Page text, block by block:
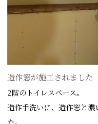
造作窓が施工されました
2階のトイレスペース。
造作手洗いに、造作窓と
た。